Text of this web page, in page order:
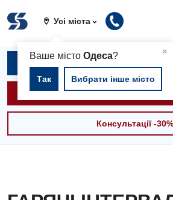
Усі міста
×
Ваше містоОдеса?
Так Вибрати інше місто
Записатися на
Викликати
Консультації -30%